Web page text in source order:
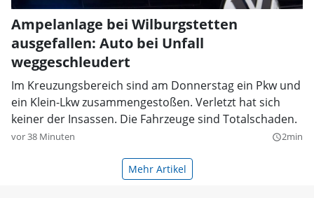
Ampelanlage bei Wilburgstetten
ausgefallen: Auto bei Unfall
weggeschleudert
Im Kreuzungsbereich sind am Donnerstag ein Pkw und
ein Klein-Lkw zusammengestoßen. Verletzt hat sich
keiner der Insassen. Die Fahrzeuge sind Totalschaden.
vor 38 Minuten query_builder2min
Mehr Artikel